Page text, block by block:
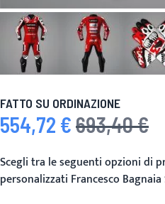
FATTO SU ORDINAZIONE
Prezzo speciale
554,72 € Prezzo predefinito
693,40 €
Scegli tra le seguenti opzioni di
personalizzati Francesco